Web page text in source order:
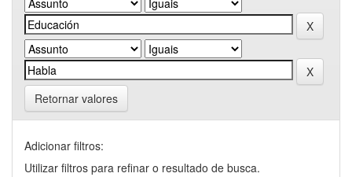
Retornar valores
Adicionar filtros:
Utilizar filtros para refinar o resultado de busca.